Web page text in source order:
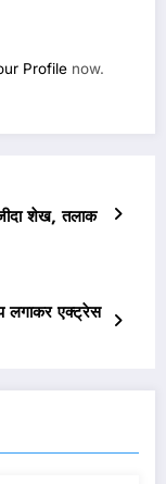
Profile now.
शेख, तलाक
लगाकर एक्ट्रेस